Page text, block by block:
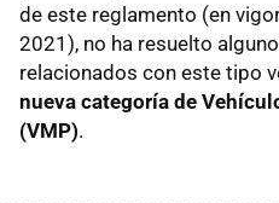
de este reglamento (en
2021), no ha resuelto
relacionados con este tipo
nueva categoría de
(VMP).